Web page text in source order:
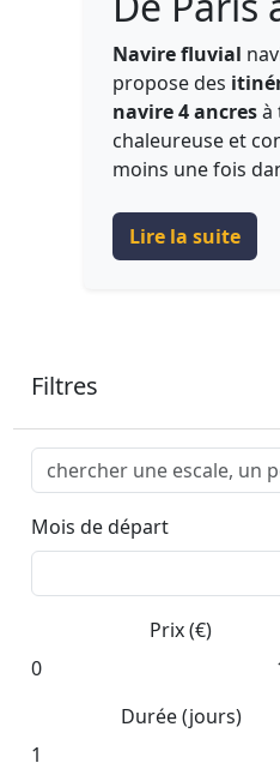
Navire fluvial
propose des
navire 4 ancresà
chaleureuse et
moins une fois
Lire la suite
Filtres
Mois de départ
Prix (€)
0
Durée (jours)
1